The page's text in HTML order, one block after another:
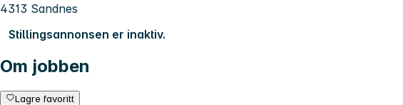
4313 Sandnes
Stillingsannonsen er inaktiv.
Om jobben
Lagre favoritt